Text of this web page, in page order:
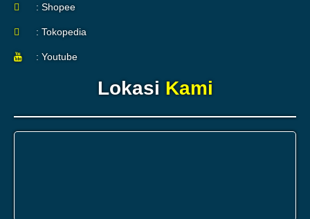
: Shopee
: Tokopedia
: Youtube
Lokasi Kami